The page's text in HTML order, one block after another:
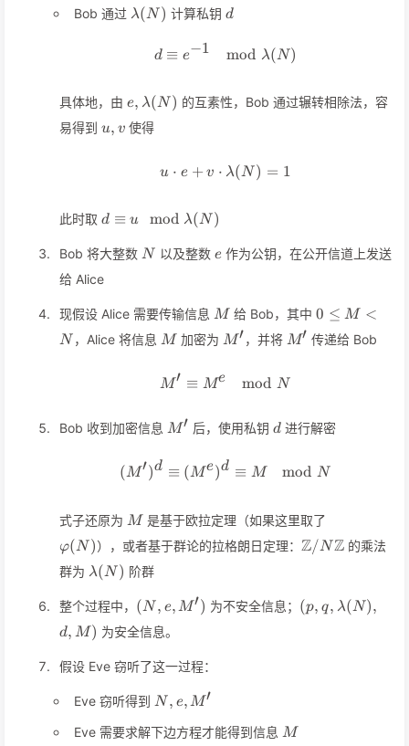
Bob 通过 \lambda(N)
λ(N ) 计算私钥 d
d
d\equiv e^{-1}\mod
d ≡ e−1 mod λ(N)
具体地，由 e,\lambda(N)
e, λ(N ) 的互素性，Bob 通过辗转相除法，容
易得到 u,v
u, v 使得
u\cdot e + v\cdot
u ⋅ e + v ⋅ λ(N ) = 1
此时取 d\equiv u
\lambda(N)
d ≡ u mod λ(N )
Bob 将大整数 N
N 以及整数 e
e 作为公钥，在公开信道上发送
给 Alice
现假设 Alice 需要传输信息 M
M 给 Bob，其中 0\leq
M<N
0 ≤ M <
N ，Alice 将信息 M
M 加密为 M'
M′ ，并将 M'
M′ 传递给 Bob
M' \equiv M^e \mod N
M′ ≡ Me mod N
Bob 收到加密信息 M'
M′ 后，使用私钥 d
d进行解密
(M')^d \equiv (M^e)^d
(M′)d ≡ (Me)d ≡ M mod N
式子还原为 M
M是基于欧拉定理（如果这里取了
φ(N )），或者基于群论的拉格朗日定理： \mathbb{Z}/
Z/NZ的乘法
群为 \lambda(N)
λ(N ) 阶群
整个过程中， (N,e,M')
(N , e, M′) 为不安全信息； (p, q, λ(N),
d, M) 为安全信息。
假设 Eve 窃听了这一过程：
Eve 窃听得到 N,e,M'
N , e, M′
Eve 需要求解下边方程才能得到信息 M
M